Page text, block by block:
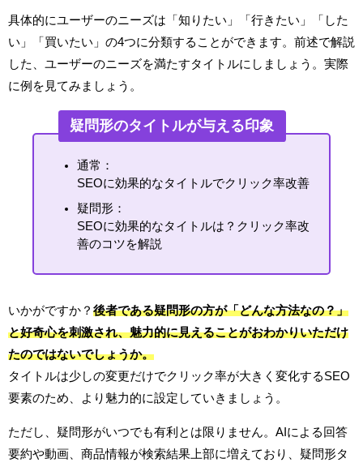
具体的にユーザーのニーズは「知りたい」「行きたい」「した
い」「買いたい」の4つに分類することができます。前述で解説
した、ユーザーのニーズを満たすタイトルにしましょう。実際
に例を見てみましょう。
疑問形のタイトルが与える印象
通常：
SEOに効果的なタイトルでクリック率改善
疑問形：
SEOに効果的なタイトルは？クリック率改
善のコツを解説
いかがですか？ 後者である疑問形の方が「どんな方法なの？」
と好奇心を刺激され、魅力的に見えることがおわかりいただけ
たのではないでしょうか。
タイトルは少しの変更だけでクリック率が大きく変化するSEO
要素のため、より魅力的に設定していきましょう。
ただし、疑問形がいつでも有利とは限りません。AIによる回答
要約や動画、商品情報が検索結果上部に増えており、疑問形タ